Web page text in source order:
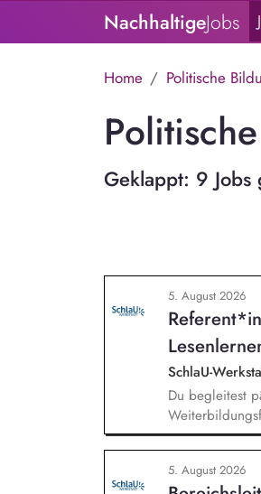
NachhaltigeJobs
Home Politische
Geklappt: 9 Jobs
5. August 2026
SchlaU-
Du begleitest
und erstellst
Schwerpunkte
5. August 2026